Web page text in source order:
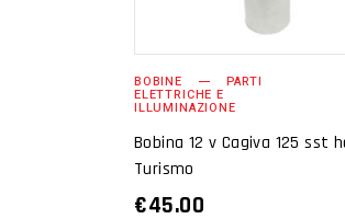
BOBINE PARTI
ELETTRICHE E
ILLUMINAZIONE
Bobina 12 v Cagiva 125 sst
Turismo
€45.00